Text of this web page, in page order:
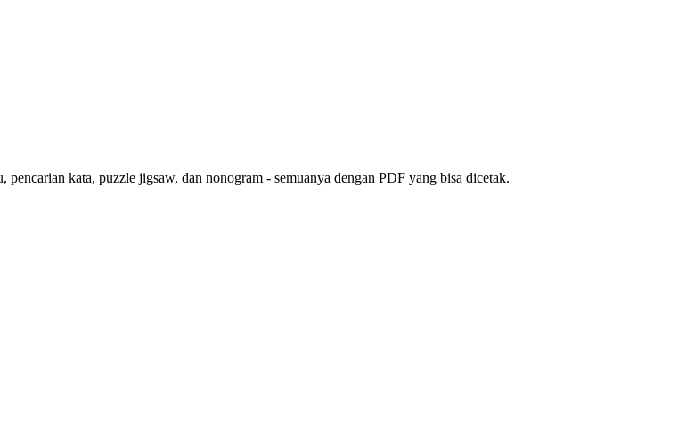
kata, puzzle jigsaw, dan nonogram - semuanya dengan PDF yang bisa dicetak.